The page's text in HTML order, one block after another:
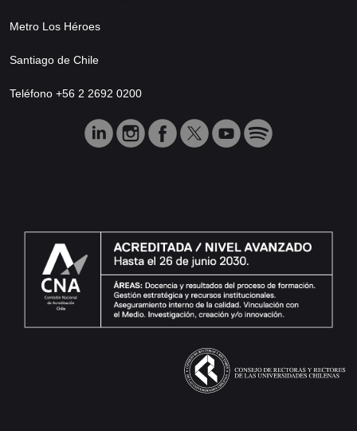
Metro Los Héroes
Santiago de Chile
Teléfono +56 2 2692 0200